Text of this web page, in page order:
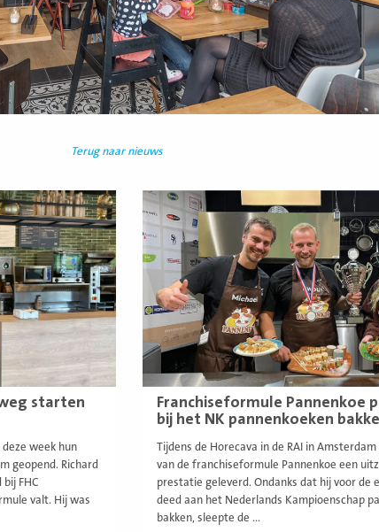
Terug naar nieuws
starten
week hun
geopend. Richard
FHC
valt. Hij was
Franchiseformule Pannenkoe
bij het NK pannenkoeken
Tijdens de Horecava in de RAI in
van de franchiseformule Pannenkoe een
prestatie geleverd. Ondanks dat hij voor de
deed aan het Nederlands Kampioenschap
bakken, sleepte de ...
Lees
meer